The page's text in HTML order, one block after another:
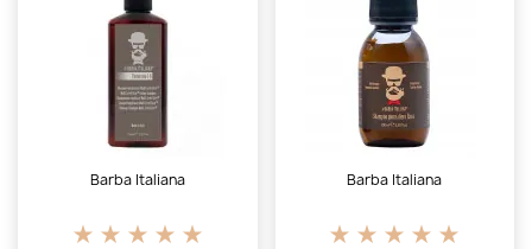
Barba Italiana Barba Italiana